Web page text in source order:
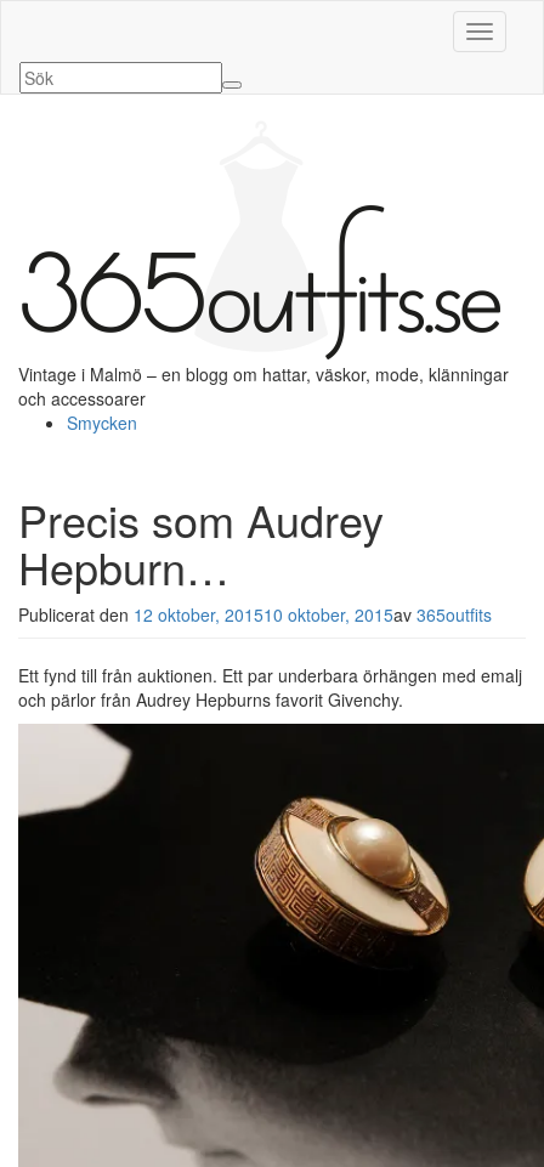
Slå på/
Vintage i Malmö – en blogg om hattar, väskor, mode, klänningar
och accessoarer
Smycken
Precis som Audrey
Hepburn…
Publicerat den 12 oktober, 201510 oktober, 2015av 365outfits
Ett fynd till från auktionen. Ett par underbara örhängen med emalj
och pärlor från Audrey Hepburns favorit Givenchy.